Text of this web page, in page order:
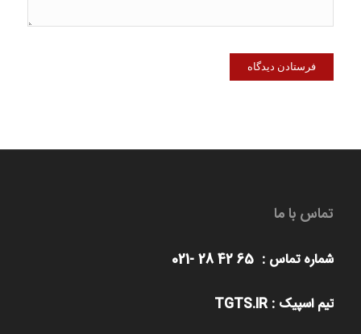
تماس با ما
شماره تماس : 65 42 28 -021
تیم اسپیک : TGTS.IR